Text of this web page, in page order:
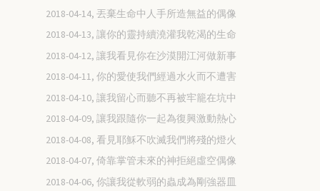
2018-04-14, 丟棄生命中人手所造無益的偶像
2018-04-13, 讓你的靈持續澆灌我乾渴的生命
2018-04-12, 讓我看見你在沙漠開江河做新事
2018-04-11, 你的愛使我們經過水火而不遭害
2018-04-10, 讓我留心而聽不再被牢籠在坑中
2018-04-09, 讓我跟隨你一起為復興激動熱心
2018-04-08, 看見耶穌不吹滅我們將殘的燈火
2018-04-07, 倚靠掌管未來的神拒絕虛空偶像
2018-04-06, 你讓我從軟弱的蟲成為剛強器皿